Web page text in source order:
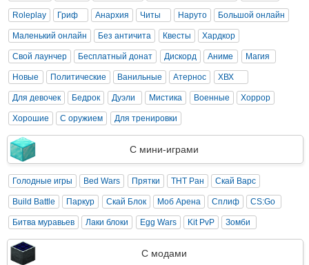
Roleplay Гриф Анархия Читы Наруто Большой онлайн
Маленький онлайн Без античита Квесты Хардкор
Свой лаунчер Бесплатный донат Дискорд Аниме Магия
Новые Политические Ванильные Атернос ХВХ
Для девочек Бедрок Дуэли Мистика Военные Хоррор
Хорошие С оружием Для тренировки
С мини-играми
Голодные игры Bed Wars Прятки ТНТ Ран Скай Варс
Build Battle Паркур Скай Блок Моб Арена Сплиф CS:Go
Битва муравьев Лаки блоки Egg Wars Kit PvP Зомби
С модами